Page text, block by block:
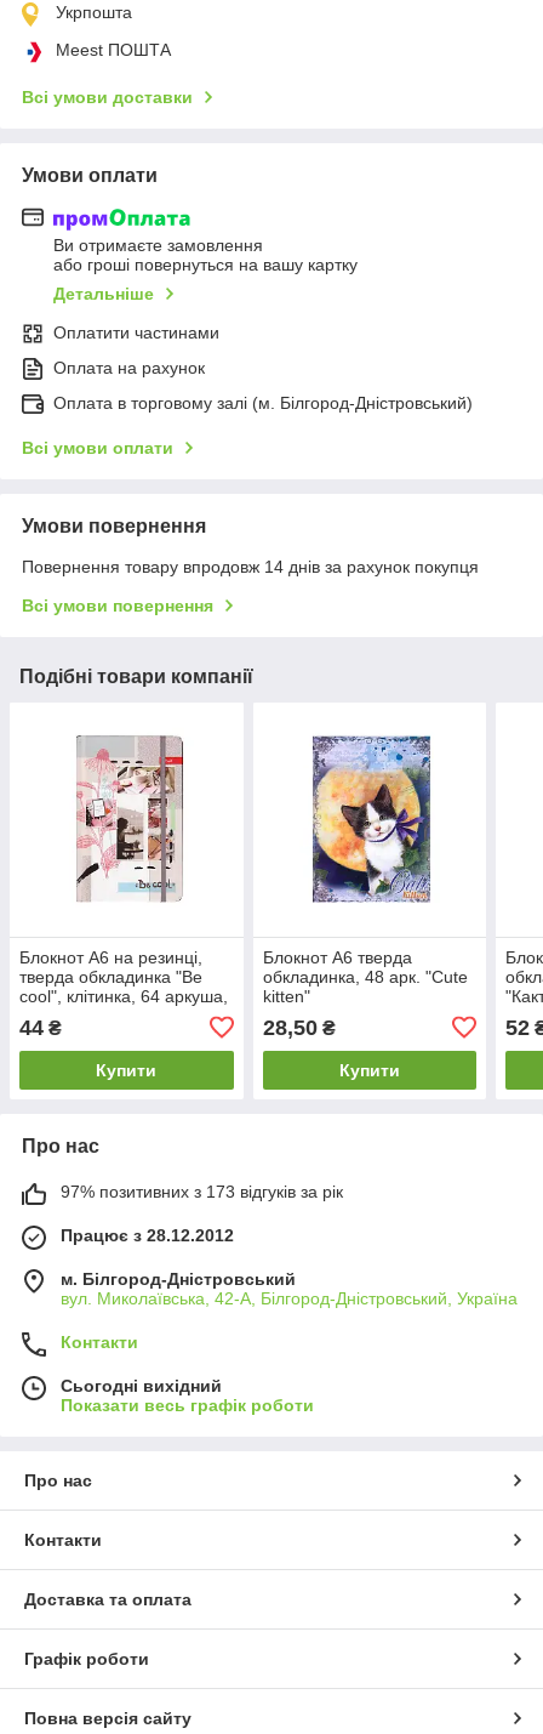
Укрпошта
Meest ПОШТА
Всі умови доставки
Умови оплати
Ви отримаєте замовлення
або гроші повернуться на вашу картку
Детальніше
Оплатити частинами
Оплата на рахунок
Оплата в торговому залі (м. Білгород-Дністровський)
Всі умови оплати
Умови повернення
Повернення товару впродовж 14 днів за рахунок покупця
Всі умови повернення
Подібні товари компанії
Блокнот А6 на резинці,
тверда обкладинка "Be
cool", клітинка, 64 аркуша,
44 ₴
Купити
Блокнот А6 тверда
обкладинка, 48 арк. "Cute
kitten"
28,50₴
Купити
52
Про нас
97% позитивних з 173 відгуків за рік
Працює з 28.12.2012
м. Білгород-Дністровський
вул. Миколаївська, 42-А, Білгород-Дністровський, Україна
Контакти
Сьогодні вихідний
Показати весь графік роботи
Про нас
Контакти
Доставка та оплата
Графік роботи
Повна версія сайту